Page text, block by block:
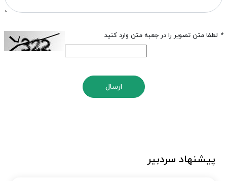
* لطفا متن تصویر را در جعبه متن وارد کنید
ارسال
پیشنهاد سردبیر